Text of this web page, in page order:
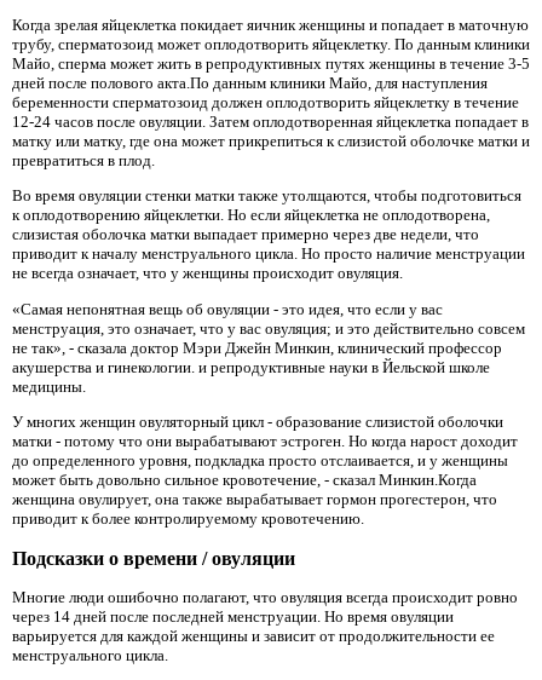
Когда зрелая яйцеклетка покидает яичник женщины и попадает в маточную
трубу, сперматозоид может оплодотворить яйцеклетку. По данным клиники
Майо, сперма может жить в репродуктивных путях женщины в течение 3-5
дней после полового акта.По данным клиники Майо, для наступления
беременности сперматозоид должен оплодотворить яйцеклетку в течение
12-24 часов после овуляции. Затем оплодотворенная яйцеклетка попадает в
матку или матку, где она может прикрепиться к слизистой оболочке матки и
превратиться в плод.
Во время овуляции стенки матки также утолщаются, чтобы подготовиться
к оплодотворению яйцеклетки. Но если яйцеклетка не оплодотворена,
слизистая оболочка матки выпадает примерно через две недели, что
приводит к началу менструального цикла. Но просто наличие менструации
не всегда означает, что у женщины происходит овуляция.
«Самая непонятная вещь об овуляции - это идея, что если у вас
менструация, это означает, что у вас овуляция; и это действительно совсем
не так», - сказала доктор Мэри Джейн Минкин, клинический профессор
акушерства и гинекологии. и репродуктивные науки в Йельской школе
медицины.
У многих женщин овуляторный цикл - образование слизистой оболочки
матки - потому что они вырабатывают эстроген. Но когда нарост доходит
до определенного уровня, подкладка просто отслаивается, и у женщины
может быть довольно сильное кровотечение, - сказал Минкин.Когда
женщина овулирует, она также вырабатывает гормон прогестерон, что
приводит к более контролируемому кровотечению.
Подсказки о времени / овуляции
Многие люди ошибочно полагают, что овуляция всегда происходит ровно
через 14 дней после последней менструации. Но время овуляции
варьируется для каждой женщины и зависит от продолжительности ее
менструального цикла.